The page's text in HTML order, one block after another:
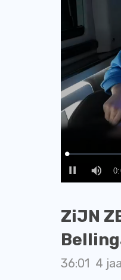
ZiJN
36:01 4